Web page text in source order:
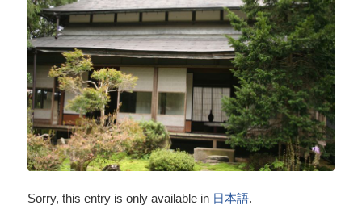
Sorry, this entry is only available in 日本語.